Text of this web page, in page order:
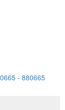
- 880665